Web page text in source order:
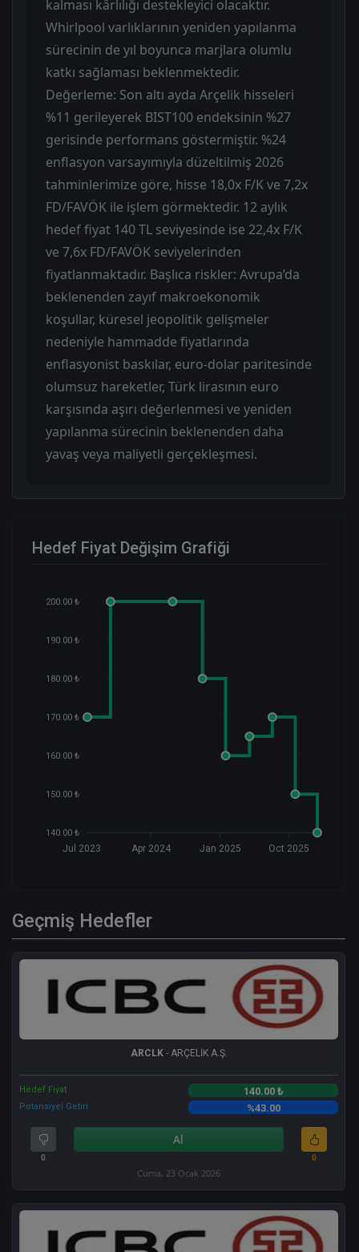
kalması kârlılığı destekleyici olacaktır.
Whirlpool varlıklarının yeniden yapılanma
sürecinin de yıl boyunca marjlara olumlu
katkı sağlaması beklenmektedir.
Değerleme: Son altı ayda Arçelik hisseleri
%11 gerileyerek BIST100 endeksinin %27
gerisinde performans göstermiştir. %24
enflasyon varsayımıyla düzeltilmiş 2026
tahminlerimize göre, hisse 18,0x F/K ve 7,2x
FD/FAVÖK ile işlem görmektedir. 12 aylık
hedef fiyat 140 TL seviyesinde ise 22,4x F/K
ve 7,6x FD/FAVÖK seviyelerinden
fiyatlanmaktadır. Başlıca riskler: Avrupa’da
beklenenden zayıf makroekonomik
koşullar, küresel jeopolitik gelişmeler
nedeniyle hammadde fiyatlarında
enflasyonist baskılar, euro-dolar paritesinde
olumsuz hareketler, Türk lirasının euro
karşısında aşırı değerlenmesi ve yeniden
yapılanma sürecinin beklenenden daha
yavaş veya maliyetli gerçekleşmesi.
Hedef Fiyat Değişim Grafiği
200.00 ₺
190.00 ₺
180.00 ₺
170.00 ₺
160.00 ₺
150.00 ₺
140.00 ₺
Jul 2023 Apr 2024 Jan 2025 Oct 2025
Geçmiş Hedefler
ARCLK- ARÇELİK A.Ş.
Hedef Fiyat 140.00 ₺
Potansiyel Getiri %43.00
0
Al
0
Cuma, 23 Ocak 2026